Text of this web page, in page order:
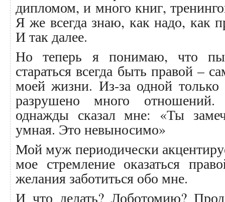
дипломом, и много книг,
Я же всегда знаю, как надо, как
И так далее.
Но теперь я понимаю, что
стараться всегда быть правой –
моей жизни. Из-за одной
разрушено много
однажды сказал мне: «Ты
умная. Это невыносимо»
Мой муж периодически
мое стремление оказаться
желания заботиться обо мне.
И что делать? Лоботомию?